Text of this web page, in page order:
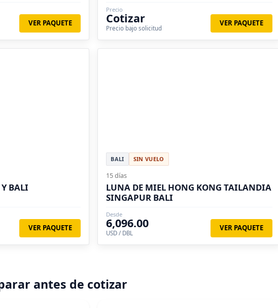
VER PAQUETE
Precio
Cotizar
Precio bajo solicitud
VER PAQUETE
BALI
VER PAQUETE
BALI SIN VUELO
15 días
LUNA DE MIEL HONG KONG TAILANDIA
SINGAPUR BALI
Desde
6,096.00
USD / DBL
VER PAQUETE
antes de cotizar